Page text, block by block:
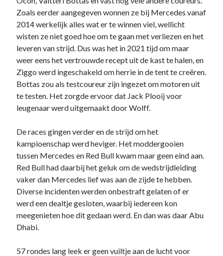
Zoals eerder aangegeven wonnen ze bij Mercedes vanaf
2014 werkelijk alles wat er te winnen viel, wellicht
wisten ze niet goed hoe om te gaan met verliezen en het
leveren van strijd. Dus was het in 2021 tijd om maar
weer eens het vertrouwde recept uit de kast te halen, en
Ziggo werd ingeschakeld om herrie in de tent te creëren.
Bottas zou als testcoureur zijn ingezet om motoren uit
te testen. Het zorgde ervoor dat Jack Plooij voor
leugenaar werd uitgemaakt door Wolff.
De races gingen verder en de strijd om het
kampioenschap werd heviger. Het moddergooien
tussen Mercedes en Red Bull kwam maar geen eind aan.
Red Bull had daarbij het geluk om de wedstrijdleiding
vaker dan Mercedes lief was aan de zijde te hebben.
Diverse incidenten werden onbestraft gelaten of er
werd een dealtje gesloten, waarbij iedereen kon
meegenieten hoe dit gedaan werd. En dan was daar Abu
Dhabi.
57 rondes lang leek er geen vuiltje aan de lucht voor